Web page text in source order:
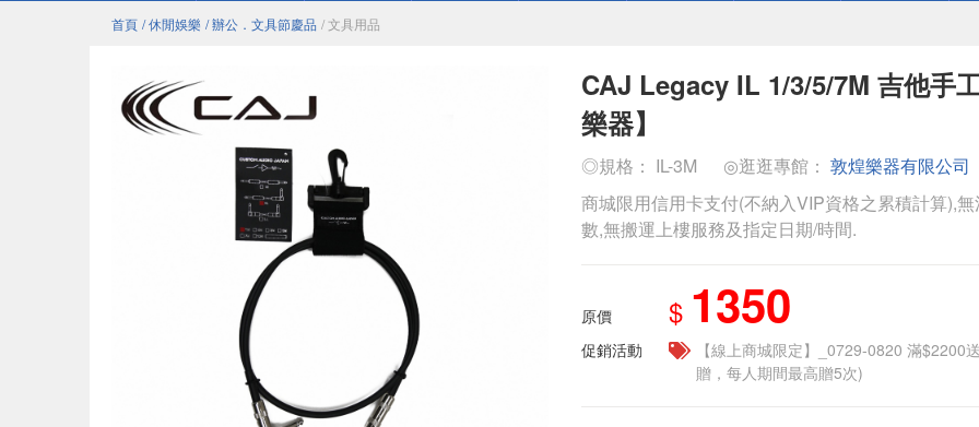
首頁 / 休閒娛樂 / 辦公．文具節慶品 / 文具用品
CAJ Legacy IL 1/3/5/7M 吉他手
樂器】
◎規格： IL-3M ◎逛逛專館： 敦煌樂器有限公司
商城限用信用卡支付(不納入VIP資格之累積計算),
數,無搬運上樓服務及指定日期/時間.
原價 $ 1350
促銷活動
【線上商城限定】_0729-0820 滿$2200
贈，每人期間最高贈5次)